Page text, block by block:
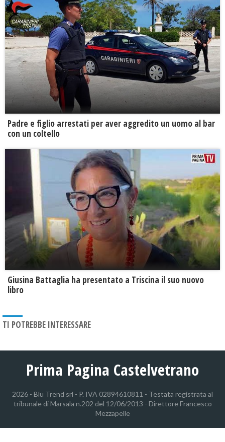
Padre e figlio arrestati per aver aggredito un uomo al bar
con un coltello
Giusina Battaglia ha presentato a Triscina il suo nuovo
libro
TI POTREBBE INTERESSARE
Prima Pagina Castelvetrano
2026 - Blu Trend srl - P. IVA 02894610811 - Testata registrata al
tribunale di Marsala n.202 del 12/06/2013 - Direttore Francesco
Mezzapelle